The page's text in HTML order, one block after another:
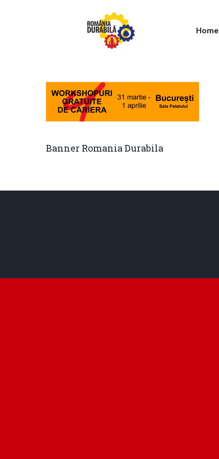
Hit enter to search or ESC to close
Home
Banner Romania Durabila